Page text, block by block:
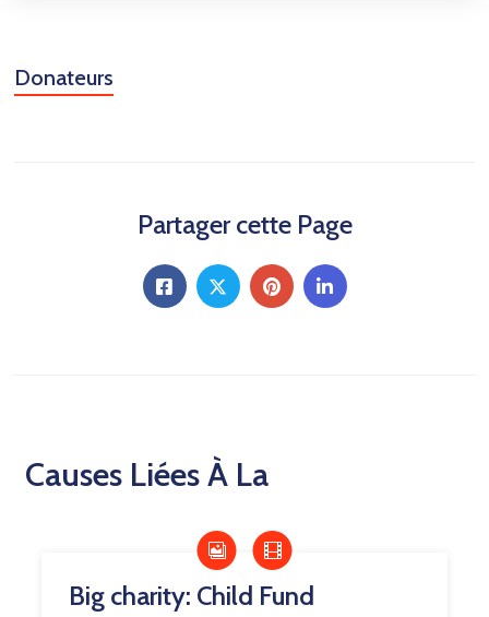
Donateurs
Partager cette Page
Causes Liées À La
Big charity: Child Fund